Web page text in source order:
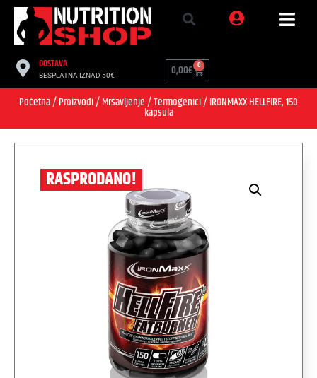
DOSTAVA
BESPLATNA IZNAD 50€ 0,00€ 0
Početna/Proizvodi/Mršavljenje/Termogenici/ IRONMAXX HELLFIRE, 150
kapsula
RASPRODANO!